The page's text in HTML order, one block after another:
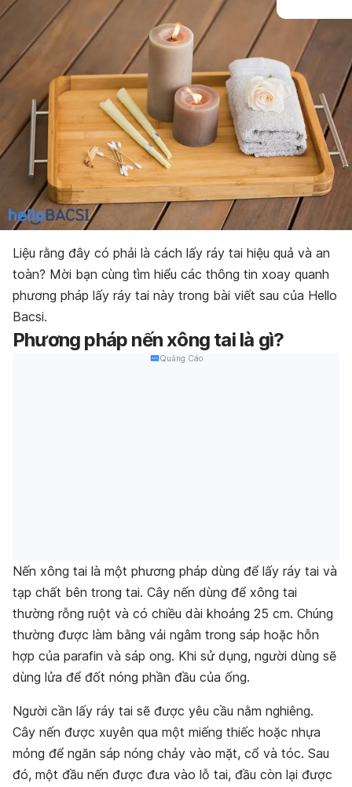
Liệu rằng đây có phải là cách lấy ráy tai hiệu quả và an
toàn? Mời bạn cùng tìm hiểu các thông tin xoay quanh
phương pháp lấy ráy tai này trong bài viết sau của Hello
Bacsi.
Phương pháp nến xông tai là gì?
Quảng Cáo
Nến xông tai là một phương pháp dùng để lấy ráy tai và
tạp chất bên trong tai. Cây nến dùng để xông tai
thường rỗng ruột và có chiều dài khoảng 25 cm. Chúng
thường được làm bằng vải ngâm trong sáp hoặc hỗn
hợp của parafin và sáp ong. Khi sử dụng, người dùng sẽ
dùng lửa để đốt nóng phần đầu của ống.
Người cần lấy ráy tai sẽ được yêu cầu nằm nghiêng.
Cây nến được xuyên qua một miếng thiếc hoặc nhựa
mỏng để ngăn sáp nóng chảy vào mặt, cổ và tóc. Sau
đó, một đầu nến được đưa vào lỗ tai, đầu còn lại được